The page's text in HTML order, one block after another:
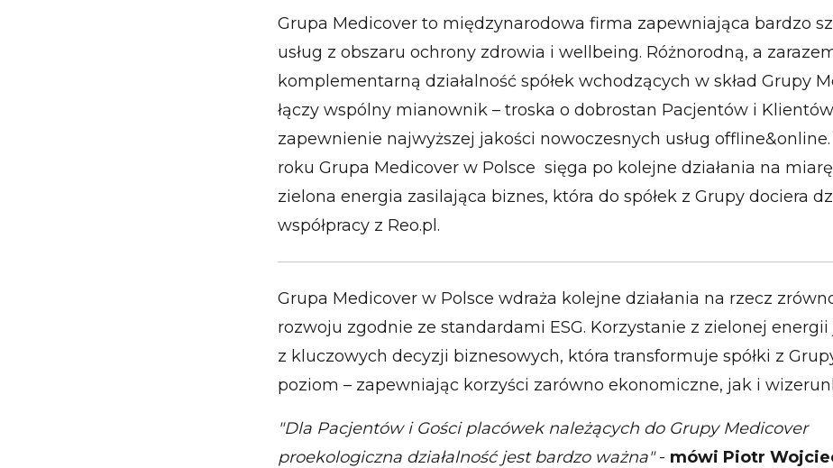
Grupa Medicover to międzynarodowa firma zapewniająca bardzo
usług z obszaru ochrony zdrowia i wellbeing. Różnorodną, a
komplementarną działalność spółek wchodzących w skład Grupy
łączy wspólny mianownik – troska o dobrostan Pacjentów i
zapewnienie najwyższej jakości nowoczesnych usług
roku Grupa Medicover w Polsce sięga po kolejne działania na
zielona energia zasilająca biznes, która do spółek z Grupy dociera
współpracy z Reo.pl.
Grupa Medicover w Polsce wdraża kolejne działania na rzecz
rozwoju zgodnie ze standardami ESG. Korzystanie z zielonej energii
z kluczowych decyzji biznesowych, która transformuje spółki z
poziom – zapewniając korzyści zarówno ekonomiczne, jak i
"Dla Pacjentów i Gości placówek należących do Grupy Medicover
proekologiczna działalność jest bardzo ważna"- mówi Piotr